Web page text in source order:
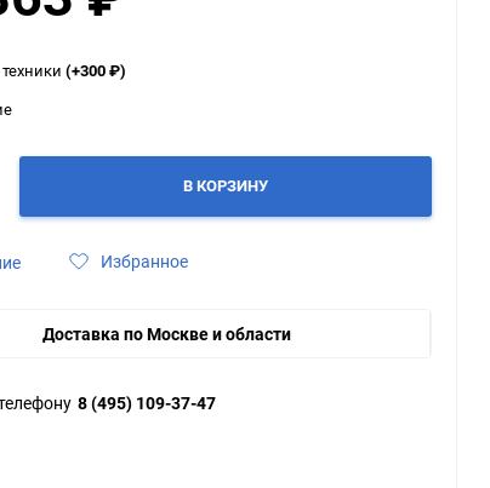
(+300₽)
В КОРЗИНУ
Избранное
Доставка по Москве и области
8 (495) 109-37-47